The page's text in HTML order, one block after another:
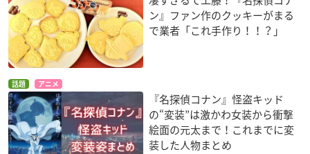
ン』ファン作のクッキーがまる
で業者「これ手作り！！？」
話題 アニメ
『名探偵コナン』怪盗キッド
の“変装”は激かわ女装から衝撃
絵面の元太まで！これまでに変
装した人物まとめ